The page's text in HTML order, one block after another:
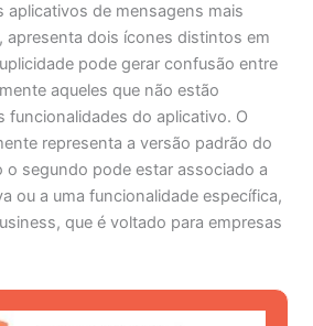
aplicativos de mensagens mais
apresenta dois ícones distintos em
pode gerar confusão entre
aqueles que não estão
funcionalidades do aplicativo. O
representa a versão padrão do
o segundo pode estar associado a
ou a uma funcionalidade específica,
que é voltado para empresas